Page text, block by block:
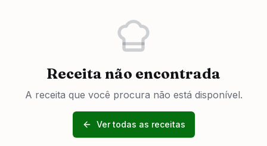
Receita não encontrada
A receita que você procura não está disponível.
Ver todas as receitas